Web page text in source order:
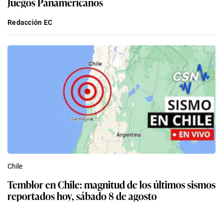
Redacción EC
Chile
Temblor en Chile: magnitud de los últimos sismos
reportados hoy, sábado 8 de agosto